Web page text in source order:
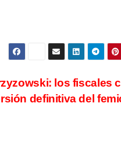
los fiscales
definitiva del